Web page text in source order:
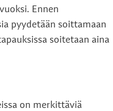
Ennen
pyydetään soittamaan
soitetaan aina
on merkittäviä